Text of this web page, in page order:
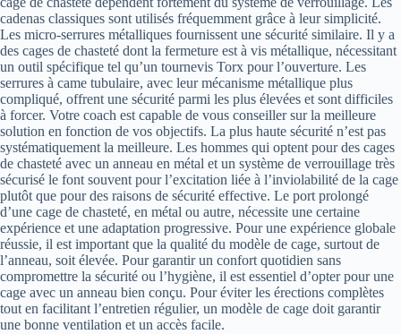
cadenas classiques sont utilisés fréquemment grâce à leur simplicité.
Les micro-serrures métalliques fournissent une sécurité similaire. Il y a
des cages de chasteté dont la fermeture est à vis métallique, nécessitant
un outil spécifique tel qu’un tournevis Torx pour l’ouverture. Les
serrures à came tubulaire, avec leur mécanisme métallique plus
compliqué, offrent une sécurité parmi les plus élevées et sont difficiles
à forcer. Votre coach est capable de vous conseiller sur la meilleure
solution en fonction de vos objectifs. La plus haute sécurité n’est pas
systématiquement la meilleure. Les hommes qui optent pour des cages
de chasteté avec un anneau en métal et un système de verrouillage très
sécurisé le font souvent pour l’excitation liée à l’inviolabilité de la cage
plutôt que pour des raisons de sécurité effective. Le port prolongé
d’une cage de chasteté, en métal ou autre, nécessite une certaine
expérience et une adaptation progressive. Pour une expérience globale
réussie, il est important que la qualité du modèle de cage, surtout de
l’anneau, soit élevée. Pour garantir un confort quotidien sans
compromettre la sécurité ou l’hygiène, il est essentiel d’opter pour une
cage avec un anneau bien conçu. Pour éviter les érections complètes
tout en facilitant l’entretien régulier, un modèle de cage doit garantir
une bonne ventilation et un accès facile.